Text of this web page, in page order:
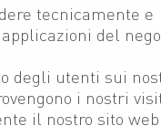
tecnicamente e
del
degli utenti sui
i nostri
il nostro sito